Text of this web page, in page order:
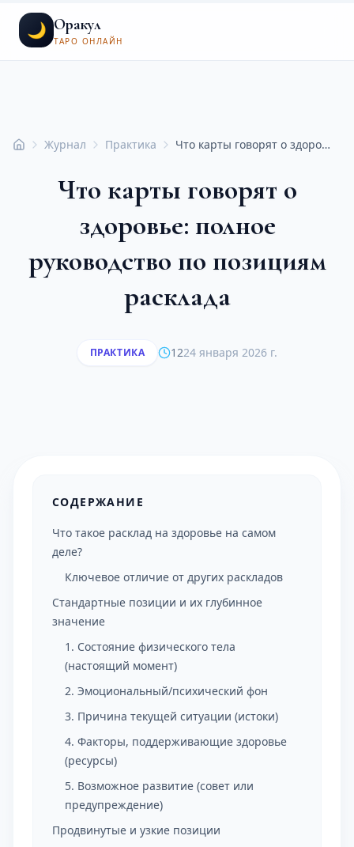
🌙 Оракул
ТАРО ОНЛАЙН
ГлавнаяЖурнал Практика Что карты говорят о здоровье: полное руководство по позициям расклада
Что карты говорят о
здоровье: полное
руководство по позициям
расклада
ПРАКТИКА 1224 января 2026 г.
СОДЕРЖАНИЕ
Что такое расклад на здоровье на самом
деле?
Ключевое отличие от других раскладов
Стандартные позиции и их глубинное
значение
1. Состояние физического тела
(настоящий момент)
2. Эмоциональный/психический фон
3. Причина текущей ситуации (истоки)
4. Факторы, поддерживающие здоровье
(ресурсы)
5. Возможное развитие (совет или
предупреждение)
Продвинутые и узкие позиции